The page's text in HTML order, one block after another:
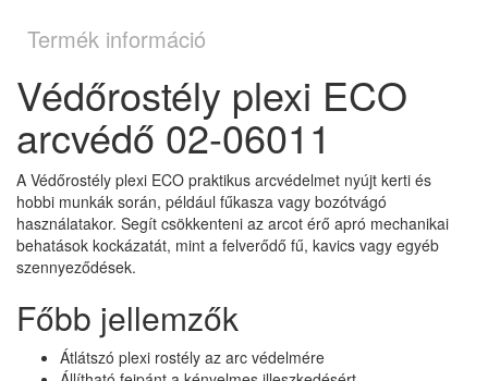
Termék információ
Védőrostély plexi ECO
arcvédő 02-06011
A Védőrostély plexi ECO praktikus arcvédelmet nyújt kerti és
hobbi munkák során, például fűkasza vagy bozótvágó
használatakor. Segít csökkenteni az arcot érő apró mechanikai
behatások kockázatát, mint a felverődő fű, kavics vagy egyéb
szennyeződések.
Főbb jellemzők
Átlátszó plexi rostély az arc védelmére